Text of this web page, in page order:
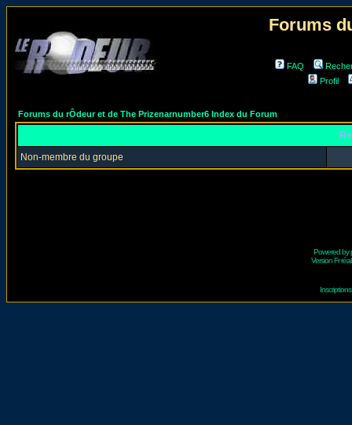
Forums
FAQ
Profil
Forums du rÔdeur et de The Prizenarnumber6 Index du Forum
Non-membre du groupe
Powered by
Version Fr